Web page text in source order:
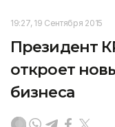
19:27, 19 Сентября 2015
Президент
откроет
бизнеса